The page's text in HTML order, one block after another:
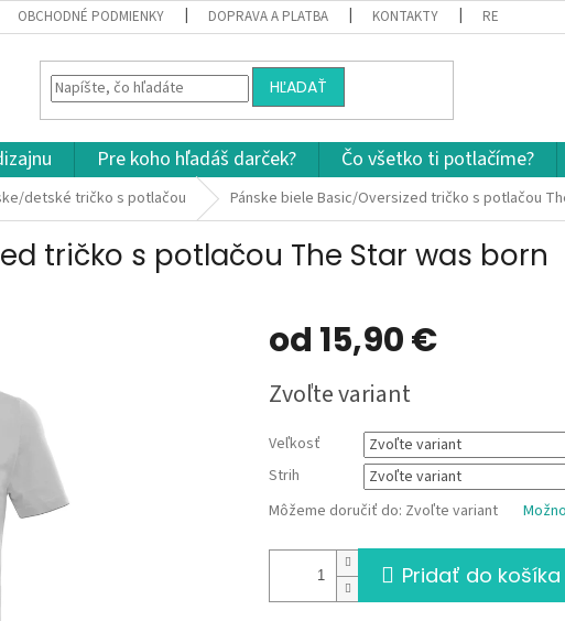
OBCHODNÉ PODMIENKY DOPRAVA A PLATBA KONTAKTY REKLAMÁCIA
HĽADAŤ
Pre koho hľadáš darček? Čo všetko ti potlačíme?
detské tričko s potlačou Pánske biele Basic/Oversized tričko s potlačou
tričko s potlačou The Star was born
od 15,90 €
cena:
Zvoľte variant
Veľkosť
Strih
Môžeme doručiť do: Zvoľte variant
Pridať do košíka